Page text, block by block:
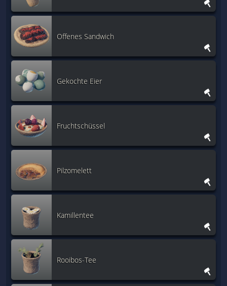
Offenes Sandwich
Gekochte Eier
Fruchtschüssel
Pilzomelett
Kamillentee
Rooibos-Tee